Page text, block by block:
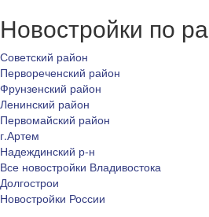
Новостройки по
Советский район
Первореченский район
Фрунзенский район
Ленинский район
Первомайский район
г.Артем
Надеждинский р-н
Все новостройки Владивостока
Долгострои
Новостройки России